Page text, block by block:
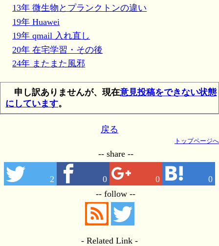
13年 微生物とプランクトンの違い
19年 Huawei
19年 qmail 入れ直し
20年 在宅学習・その後
24年 またまた風邪
申し訳ありませんが、現在意見投稿をできない状態
にしています。
戻る
トップページへ
-- share --
2 0 0 0
-- follow --
- Related Link -